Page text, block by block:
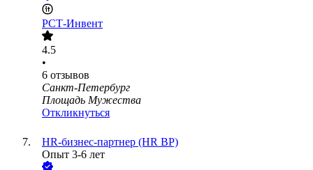
РСТ-Инвент
4.5
•
6 отзывов
Санкт-Петербург
Площадь Мужества
Откликнуться
HR-бизнес-партнер (HR BP)
Опыт 3-6 лет